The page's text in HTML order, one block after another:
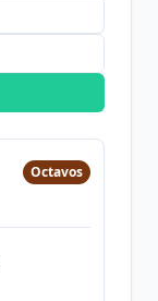
Octavos